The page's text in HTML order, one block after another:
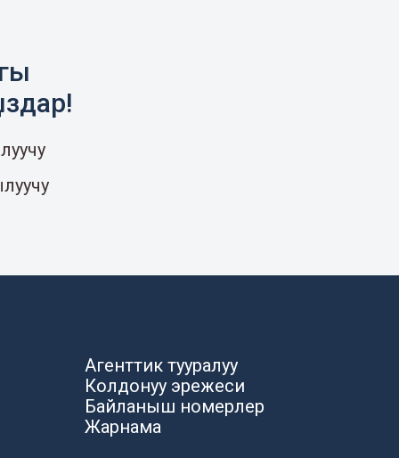
Агенттик тууралуу
Колдонуу эрежеси
Байланыш номерлер
Жарнама